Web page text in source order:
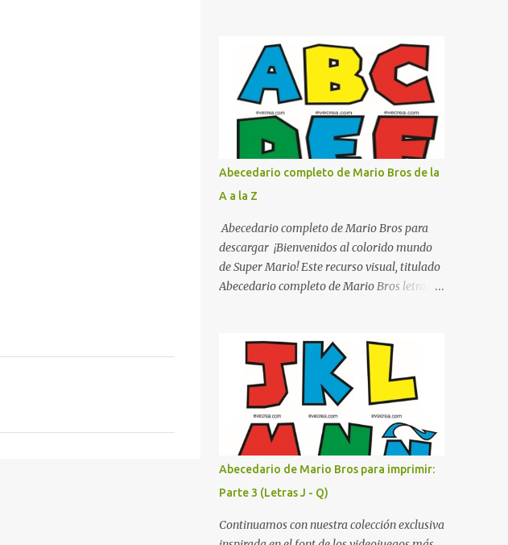
una función práctica al orientar a
estudiantes, padres de familia, docentes y
visitantes, pero además aportan un toque
decorativo que hace que la institución luzca
más ordenada, moderna y acogedora.
Pensando en esta necesidad, he diseñado
una colección de letreros útiles para la
escuela con un estilo elegante, fácil de leer y
listo para imprimir en alta calidad. Su diseño
busca combinar funcionalidad y estética,
logrando que cualquier institución educativa
proyecte una imagen más organizada y
profesional. ¿Por qué son importantes los
quienes visitan la institución por primera
vez, encontrar la biblioteca, la dirección o un
aula específica puede resultar c...
Abecedario completo de Mario Bros de la
A a la Z
Abecedario completo de Mario Bros para
descargar ¡Bienvenidos al colorido mundo
de Super Mario! Este recurso visual, titulado
Abecedario completo de Mario Bros letras
de los videojuegos. Este set de letras está
diseñado para transformar cualquier
mensaje en una aventura, utilizando la
tipografía clásica y robusta que los fans han
reconocido por décadas. En esta primera
sección, el abecedario nos presenta:
Identidad Visual: Un diseño de bloques con
bordes negros gruesos que resaltan sobre
cualquier fondo. Paleta de Colores: Una
secuencia dinámica que alterna entre el rojo
de Mario, el verde de Luigi, y los tonos azul y
Abecedario de Mario Bros para imprimir:
Parte 3 (Letras J - Q)
Continuamos con nuestra colección exclusiva